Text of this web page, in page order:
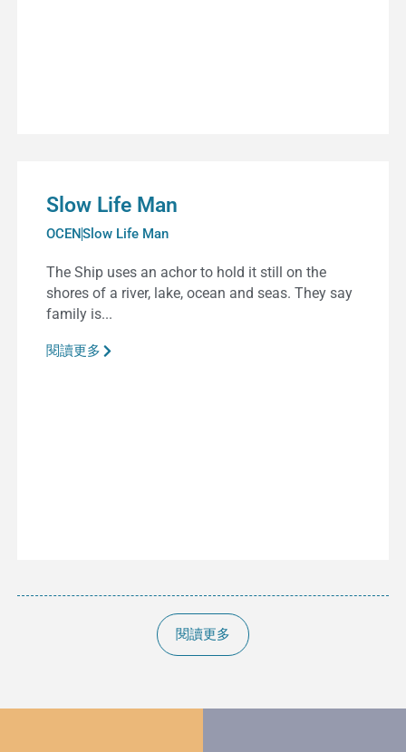
Slow Life Man
OCENSlow Life Man
The Ship uses an achor to hold it still on the
shores of a river, lake, ocean and seas. They say
family is...
閱讀更多
閱讀更多